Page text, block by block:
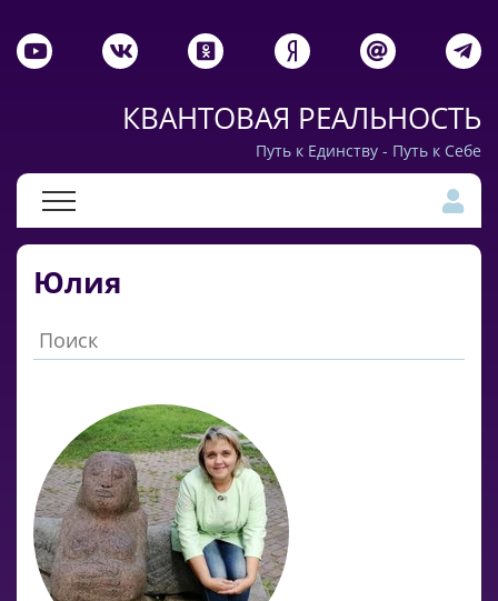
КВАНТОВАЯ РЕАЛЬНОСТЬ
Путь к Единству - Путь к Себе
Юлия